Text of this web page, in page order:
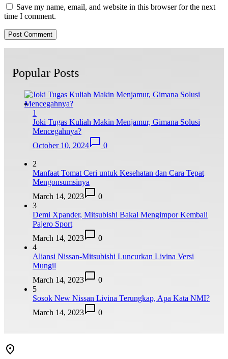
Save my name, email, and website in this browser for the next
time I comment.
Popular Posts
1
Joki Tugas Kuliah Makin Menjamur, Gimana Solusi
Mencegahnya?
October 10, 2024
0
2
Manfaat Tomat Ceri untuk Kesehatan dan Cara Tepat
Mengonsumsinya
March 14, 2023
0
3
Demi Xpander, Mitsubishi Bakal Mengimpor Kembali
Pajero Sport
March 14, 2023
0
4
Aliansi Nissan-Mitsubishi Luncurkan Livina Versi
Mungil
March 14, 2023
0
5
Sosok New Nissan Livina Terungkap, Apa Kata NMI?
March 14, 2023
0